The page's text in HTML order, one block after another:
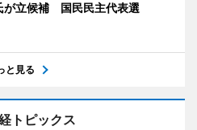
が立候補 国民民主代表選
と見る
トピックス